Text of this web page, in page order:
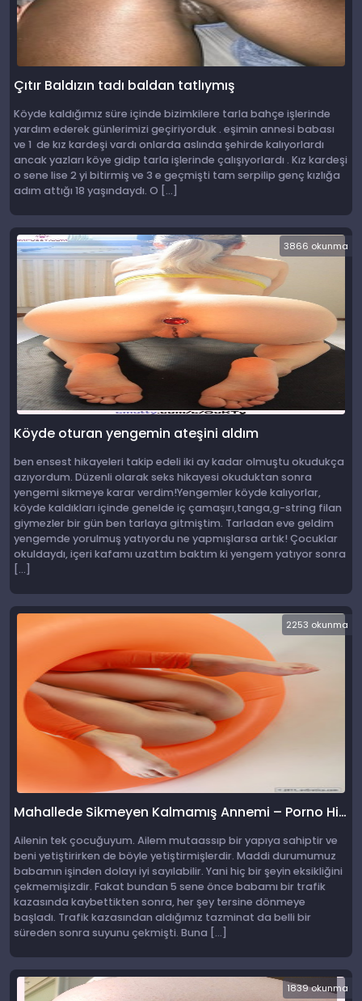
Çıtır Baldızın tadı baldan tatlıymış
Köyde kaldığımız süre içinde bizimkilere tarla bahçe işlerinde
yardım ederek günlerimizi geçiriyorduk . eşimin annesi babası
ve 1 de kız kardeşi vardı onlarda aslında şehirde kalıyorlardı
ancak yazları köye gidip tarla işlerinde çalışıyorlardı . Kız kardeşi
o sene lise 2 yi bitirmiş ve 3 e geçmişti tam serpilip genç kızlığa
adım attığı 18 yaşındaydı. O […]
3866 okunma
Köyde oturan yengemin ateşini aldım
ben ensest hikayeleri takip edeli iki ay kadar olmuştu okudukça
azıyordum. Düzenli olarak seks hikayesi okuduktan sonra
yengemi sikmeye karar verdim!Yengemler köyde kalıyorlar,
köyde kaldıkları içinde genelde iç çamaşırı,tanga,g-string filan
giymezler bir gün ben tarlaya gitmiştim. Tarladan eve geldim
yengemde yorulmuş yatıyordu ne yapmışlarsa artık! Çocuklar
okuldaydı, içeri kafamı uzattım baktım ki yengem yatıyor sonra
[…]
2253 okunma
Mahallede Sikmeyen Kalmamış Annemi – Porno Hikayeleri
Ailenin tek çocuğuyum. Ailem mutaassıp bir yapıya sahiptir ve
beni yetiştirirken de böyle yetiştirmişlerdir. Maddi durumumuz
babamın işinden dolayı iyi sayılabilir. Yani hiç bir şeyin eksikliğini
çekmemişizdir. Fakat bundan 5 sene önce babamı bir trafik
kazasında kaybettikten sonra, her şey tersine dönmeye
başladı. Trafik kazasından aldığımız tazminat da belli bir
süreden sonra suyunu çekmişti. Buna […]
1839 okunma